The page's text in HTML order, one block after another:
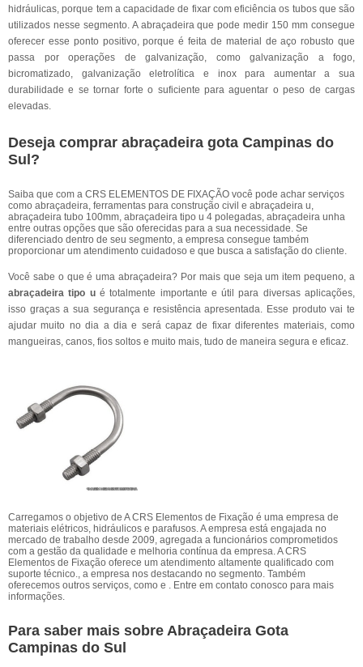
hidráulicas, porque tem a capacidade de fixar com eficiência os tubos que são
utilizados nesse segmento. A abraçadeira que pode medir 150 mm consegue
oferecer esse ponto positivo, porque é feita de material de aço robusto que
passa por operações de galvanização, como galvanização a fogo,
bicromatizado, galvanização eletrolítica e inox para aumentar a sua
durabilidade e se tornar forte o suficiente para aguentar o peso de cargas
elevadas.
Deseja comprar abraçadeira gota Campinas do
Sul?
Saiba que com a CRS ELEMENTOS DE FIXAÇÃO você pode achar serviços
como abraçadeira, ferramentas para construção civil e abraçadeira u,
abraçadeira tubo 100mm, abraçadeira tipo u 4 polegadas, abraçadeira unha
entre outras opções que são oferecidas para a sua necessidade. Se
diferenciado dentro de seu segmento, a empresa consegue também
proporcionar um atendimento cuidadoso e que busca a satisfação do cliente.
Você sabe o que é uma abraçadeira? Por mais que seja um item pequeno, a
abraçadeira tipo ué totalmente importante e útil para diversas aplicações,
isso graças a sua segurança e resistência apresentada. Esse produto vai te
ajudar muito no dia a dia e será capaz de fixar diferentes materiais, como
mangueiras, canos, fios soltos e muito mais, tudo de maneira segura e eficaz.
Carregamos o objetivo de A CRS Elementos de Fixação é uma empresa de
materiais elétricos, hidráulicos e parafusos. A empresa está engajada no
mercado de trabalho desde 2009, agregada a funcionários comprometidos
com a gestão da qualidade e melhoria contínua da empresa. A CRS
Elementos de Fixação oferece um atendimento altamente qualificado com
suporte técnico., a empresa nos destacando no segmento. Também
oferecemos outros serviços, como e . Entre em contato conosco para mais
informações.
Para saber mais sobre Abraçadeira Gota
Campinas do Sul